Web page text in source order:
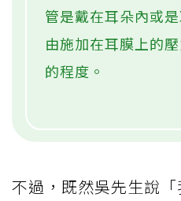
管是戴在耳朵內或
由施加在耳膜上的
的程度。
不過，既然吳先生說